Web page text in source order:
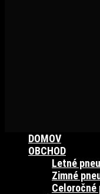
DOMOV
OBCHOD
Letné
Zimné
Celoročné